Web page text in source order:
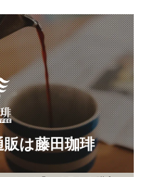
は藤田珈琲